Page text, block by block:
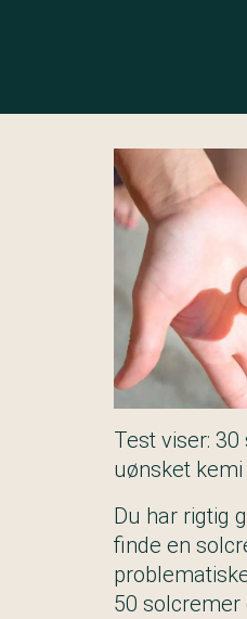
Test viser:
uønsket kemi
Du har rigtig
finde en
50